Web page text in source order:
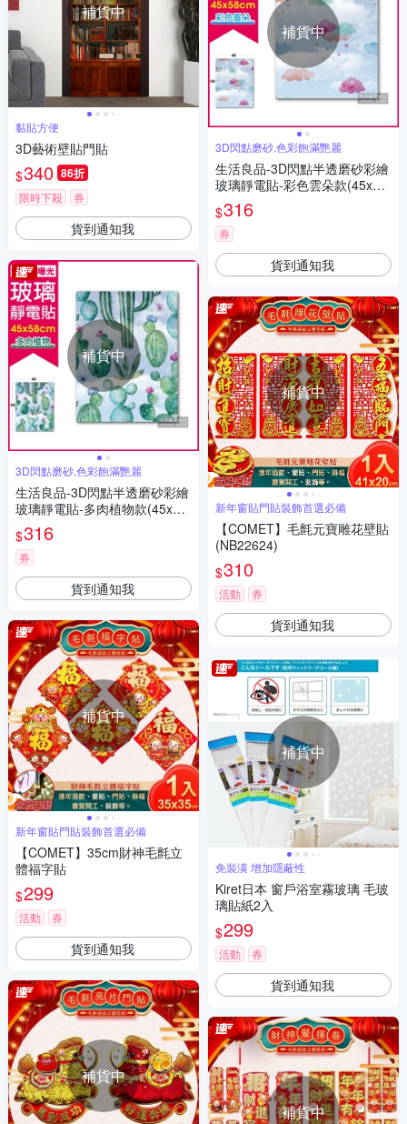
補貨中
黏貼方便
3D藝術壁貼門貼
$340 86折
限時下殺 券
貨到通知我
補貨中
3D閃點磨砂,色彩飽滿艷麗
生活良品-3D閃點半透磨砂彩繪
玻璃靜電貼-多肉植物款(45x58
cm)
$316
券
貨到通知我
補貨中
新年窗貼門貼裝飾首選必備
【COMET】35cm財神毛氈立
體福字貼
$299
活動 券
貨到通知我
補貨中
補貨中
3D閃點磨砂,色彩飽滿艷麗
生活良品-3D閃點半透磨砂彩繪
玻璃靜電貼-彩色雲朵款(45x58
cm)
$316
券
貨到通知我
補貨中
新年窗貼門貼裝飾首選必備
【COMET】毛氈元寶雕花壁貼
(NB22624)
$310
活動 券
貨到通知我
補貨中
免裝潢 增加隱蔽性
Kiret日本 窗戶浴室霧玻璃 毛玻
璃貼紙2入
$299
活動 券
貨到通知我
補貨中